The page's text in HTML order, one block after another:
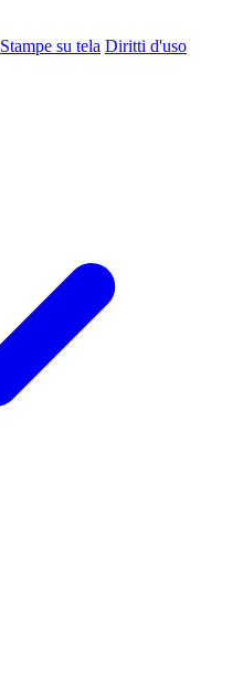
Stampe su tela Diritti d'uso